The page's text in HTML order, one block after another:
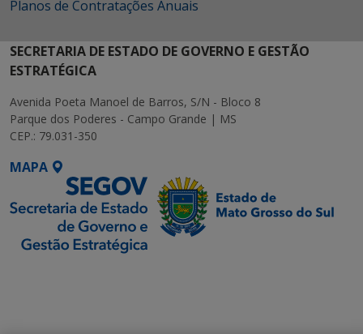
Planos de Contratações Anuais
SECRETARIA DE ESTADO DE GOVERNO E GESTÃO
ESTRATÉGICA
Avenida Poeta Manoel de Barros, S/N - Bloco 8
Parque dos Poderes - Campo Grande | MS
CEP.: 79.031-350
MAPA